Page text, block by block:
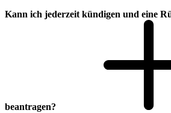
Kann ich jederzeit kündigen und eine
beantragen?